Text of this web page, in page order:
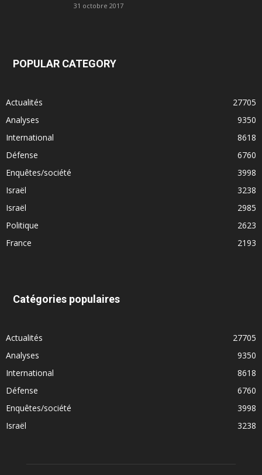
31 octobre 2017
POPULAR CATEGORY
Actualités
27705
Analyses
9350
International
8618
Défense
6760
Enquêtes/société
3998
Israël
3238
Israël
2985
Politique
2623
France
2193
Catégories populaires
Actualités
27705
Analyses
9350
International
8618
Défense
6760
Enquêtes/société
3998
Israël
3238